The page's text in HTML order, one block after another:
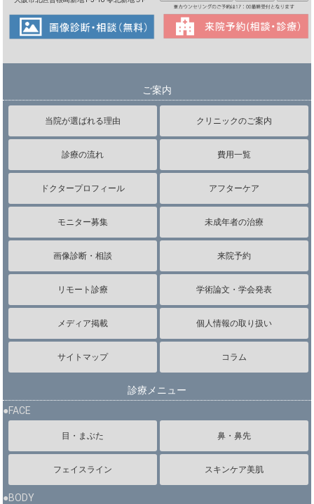
ご案内
当院が選ばれる理由 クリニックのご案内
診療の流れ 費用一覧
ドクタープロフィール アフターケア
モニター募集 未成年者の治療
画像診断・相談 来院予約
リモート診療 学術論文・学会発表
メディア掲載 個人情報の取り扱い
サイトマップ コラム
診療メニュー
●FACE
目・まぶた 鼻・鼻先
フェイスライン スキンケア美肌
●BODY